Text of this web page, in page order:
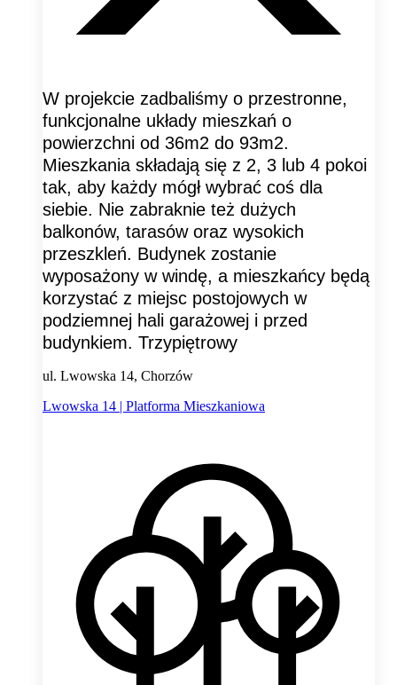
W projekcie zadbaliśmy o przestronne,
funkcjonalne układy mieszkań o
powierzchni od 36m2 do 93m2.
Mieszkania składają się z 2, 3 lub 4 pokoi
tak, aby każdy mógł wybrać coś dla
siebie. Nie zabraknie też dużych
balkonów, tarasów oraz wysokich
przeszkleń. Budynek zostanie
wyposażony w windę, a mieszkańcy będą
korzystać z miejsc postojowych w
podziemnej hali garażowej i przed
budynkiem. Trzypiętrowy
ul. Lwowska 14, Chorzów
Lwowska 14 | Platforma Mieszkaniowa